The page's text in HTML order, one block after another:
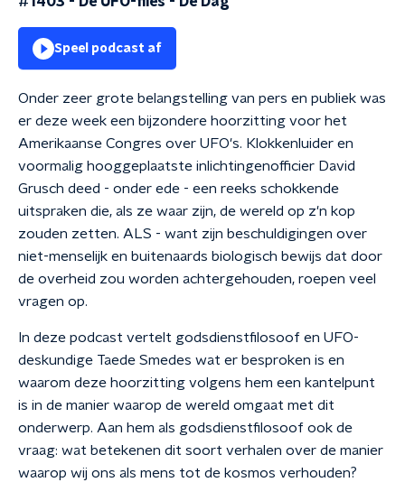
Speel podcast af
Onder zeer grote belangstelling van pers en publiek was
er deze week een bijzondere hoorzitting voor het
Amerikaanse Congres over UFO's. Klokkenluider en
voormalig hooggeplaatste inlichtingenofficier David
Grusch deed - onder ede - een reeks schokkende
uitspraken die, als ze waar zijn, de wereld op z'n kop
zouden zetten. ALS - want zijn beschuldigingen over
niet-menselijk en buitenaards biologisch bewijs dat door
de overheid zou worden achtergehouden, roepen veel
vragen op.
In deze podcast vertelt godsdienstfilosoof en UFO-
deskundige Taede Smedes wat er besproken is en
waarom deze hoorzitting volgens hem een kantelpunt
is in de manier waarop de wereld omgaat met dit
onderwerp. Aan hem als godsdienstfilosoof ook de
vraag: wat betekenen dit soort verhalen over de manier
waarop wij ons als mens tot de kosmos verhouden?